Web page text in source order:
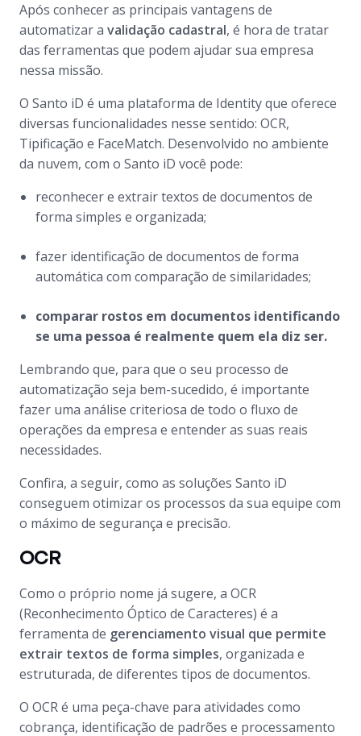
Após conhecer as principais vantagens de
automatizar a validação cadastral, é hora de tratar
das ferramentas que podem ajudar sua empresa
nessa missão.
O Santo iD é uma plataforma de Identity que oferece
diversas funcionalidades nesse sentido: OCR,
Tipificação e FaceMatch. Desenvolvido no ambiente
da nuvem, com o Santo iD você pode:
reconhecer e extrair textos de documentos de
forma simples e organizada;
fazer identificação de documentos de forma
automática com comparação de similaridades;
comparar rostos em documentos identificando
se uma pessoa é realmente quem ela diz ser.
Lembrando que, para que o seu processo de
automatização seja bem-sucedido, é importante
fazer uma análise criteriosa de todo o fluxo de
operações da empresa e entender as suas reais
necessidades.
Confira, a seguir, como as soluções Santo iD
conseguem otimizar os processos da sua equipe com
o máximo de segurança e precisão.
OCR
Como o próprio nome já sugere, a OCR
(Reconhecimento Óptico de Caracteres) é a
ferramenta de gerenciamento visual que permite
extrair textos de forma simples, organizada e
estruturada, de diferentes tipos de documentos.
O OCR é uma peça-chave para atividades como
cobrança, identificação de padrões e processamento